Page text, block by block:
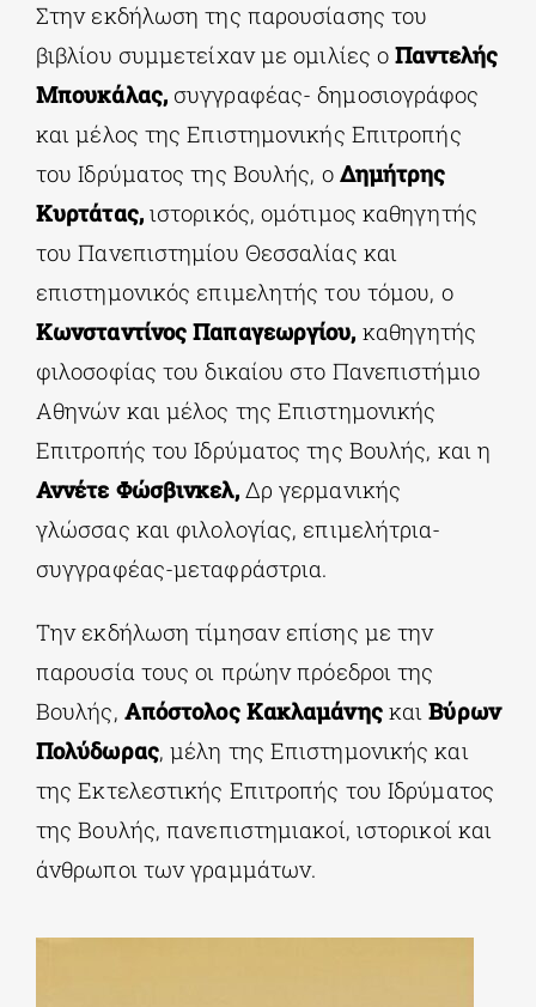
Στην εκδήλωση της παρουσίασης του
βιβλίου συμμετείχαν με ομιλίες οΠαντελής
Μπουκάλας, συγγραφέας- δημοσιογράφος
και μέλος της Επιστημονικής Επιτροπής
του Ιδρύματος της Βουλής, ο Δημήτρης
Κυρτάτας, ιστορικός, ομότιμος καθηγητής
του Πανεπιστημίου Θεσσαλίας και
επιστημονικός επιμελητής του τόμου, ο
Κωνσταντίνος Παπαγεωργίου, καθηγητής
φιλοσοφίας του δικαίου στο Πανεπιστήμιο
Αθηνών και μέλος της Επιστημονικής
Επιτροπής του Ιδρύματος της Βουλής, και η
Αννέτε Φώσβινκελ,Δρ γερμανικής
γλώσσας και φιλολογίας, επιμελήτρια-
συγγραφέας-μεταφράστρια.
Την εκδήλωση τίμησαν επίσης με την
παρουσία τους οι πρώην πρόεδροι της
Βουλής, Απόστολος Κακλαμάνηςκαι Βύρων
Πολύδωρας, μέλη της Επιστημονικής και
της Εκτελεστικής Επιτροπής του Ιδρύματος
της Βουλής, πανεπιστημιακοί, ιστορικοί και
άνθρωποι των γραμμάτων.